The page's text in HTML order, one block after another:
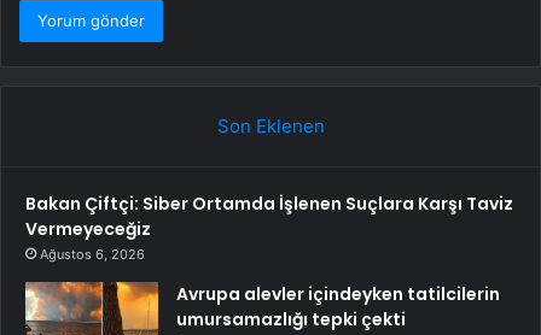
Son Eklenen
Bakan Çiftçi: Siber Ortamda İşlenen Suçlara Karşı Taviz
Vermeyeceğiz
Ağustos 6, 2026
Avrupa alevler içindeyken tatilcilerin
umursamazlığı tepki çekti